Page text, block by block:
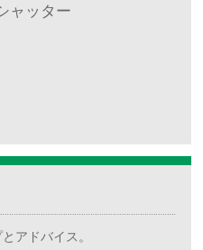
ャッター
アドバイス。